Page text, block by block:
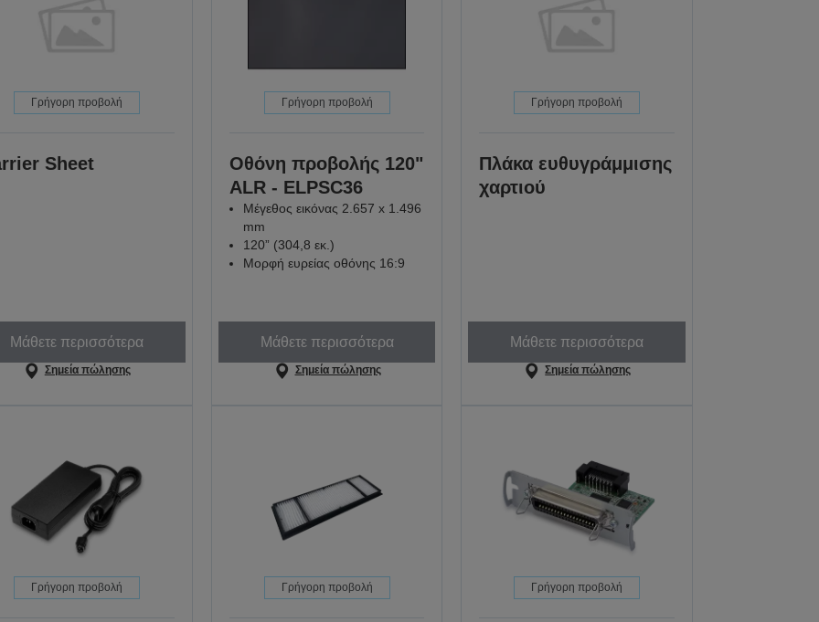
Γρήγορη προβολή
Sheet
Μάθετε περισσότερα
Σημεία πώλησης
Γρήγορη προβολή
Οθόνη προβολής 120"
ALR - ELPSC36
Μέγεθος εικόνας 2.657 x 1.496
mm
120” (304,8 εκ.)
Μορφή ευρείας οθόνης 16:9
Μάθετε περισσότερα
Σημεία πώλησης
Γρήγορη προβολή
Πλάκα ευθυγράμμισης
χαρτιού
Μάθετε περισσότερα
Σημεία πώλησης
Γρήγορη προβολή Γρήγορη προβολή Γρήγορη προβολή